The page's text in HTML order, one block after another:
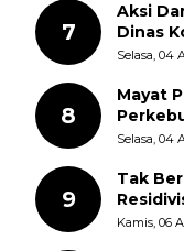
7
Aksi
Dinas
dan
Selasa, 04
8
Mayat
Polisi
Selasa, 04
9
Tak
Kamis, 06